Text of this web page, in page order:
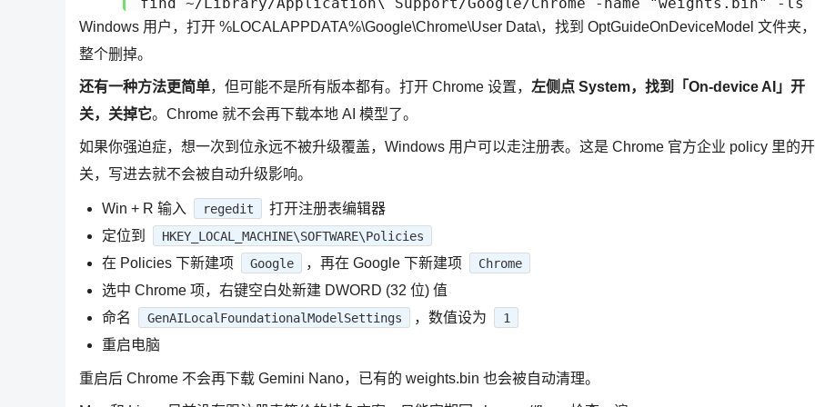
Windows 用户，打开 %LOCALAPPDATA%\Google\Chrome\User Data\，找到 OptGuideOnDeviceModel 文件夹，
整个删掉。
还有一种方法更简单，但可能不是所有版本都有。打开 Chrome 设置， 左侧点 System，找到「On-device AI」开
关，关掉它。Chrome 就不会再下载本地 AI 模型了。
如果你强迫症，想一次到位永远不被升级覆盖，Windows 用户可以走注册表。这是 Chrome 官方企业 policy 里的开
关，写进去就不会被自动升级影响。
Win + R 输入 regedit
打开注册表编辑器
定位到
HKEY_LOCAL_MACHINE\SOFTWARE\Policies
在 Policies 下新建项 Google ，再在 Google 下新建项 Chrome
选中 Chrome 项，右键空白处新建 DWORD (32 位) 值
命名
GenAILocalFoundationalModelSettings ，数值设为 1
重启电脑
重启后 Chrome 不会再下载 Gemini Nano，已有的 weights.bin 也会被自动清理。